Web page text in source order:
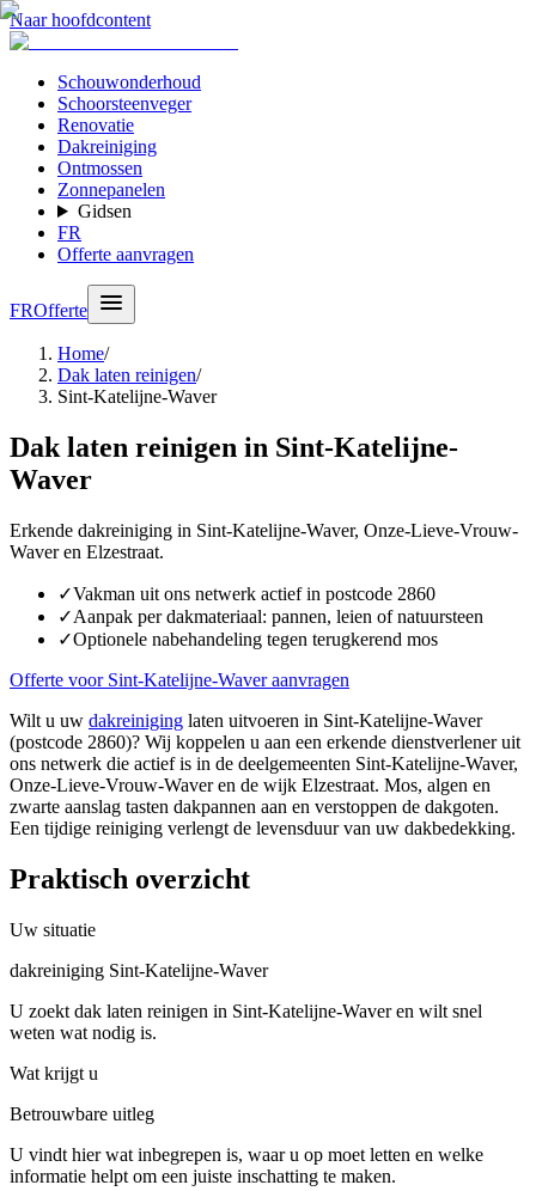
Naar hoofdcontent
Schouwonderhoud
Schoorsteenveger
Renovatie
Dakreiniging
Ontmossen
Zonnepanelen
Gidsen
FR
Offerte aanvragen
FROfferte
Home/
Dak laten reinigen/
Sint-Katelijne-Waver
Dak laten reinigen in Sint-Katelijne-
Waver
Erkende dakreiniging in Sint-Katelijne-Waver, Onze-Lieve-Vrouw-
Waver en Elzestraat.
✓Vakman uit ons netwerk actief in postcode 2860
✓Aanpak per dakmateriaal: pannen, leien of natuursteen
✓Optionele nabehandeling tegen terugkerend mos
Offerte voor Sint-Katelijne-Waver aanvragen
Wilt u uw dakreiniging laten uitvoeren in Sint-Katelijne-Waver
(postcode 2860)? Wij koppelen u aan een erkende dienstverlener uit
ons netwerk die actief is in de deelgemeenten Sint-Katelijne-Waver,
Onze-Lieve-Vrouw-Waver en de wijk Elzestraat. Mos, algen en
zwarte aanslag tasten dakpannen aan en verstoppen de dakgoten.
Een tijdige reiniging verlengt de levensduur van uw dakbedekking.
Praktisch overzicht
Uw situatie
dakreiniging Sint-Katelijne-Waver
U zoekt dak laten reinigen in Sint-Katelijne-Waver en wilt snel
weten wat nodig is.
Wat krijgt u
Betrouwbare uitleg
U vindt hier wat inbegrepen is, waar u op moet letten en welke
informatie helpt om een juiste inschatting te maken.